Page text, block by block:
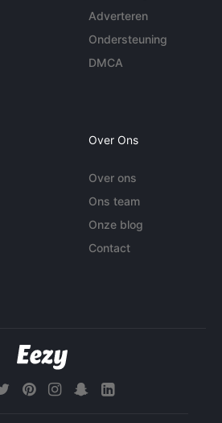
Adverteren
Ondersteuning
DMCA
Over Ons
Over ons
Ons team
Onze blog
Contact